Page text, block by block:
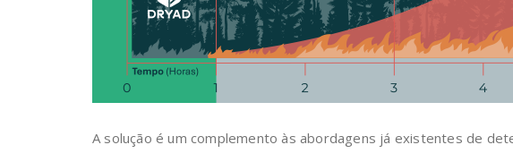
A solução é um complemento às abordagens já existentes de